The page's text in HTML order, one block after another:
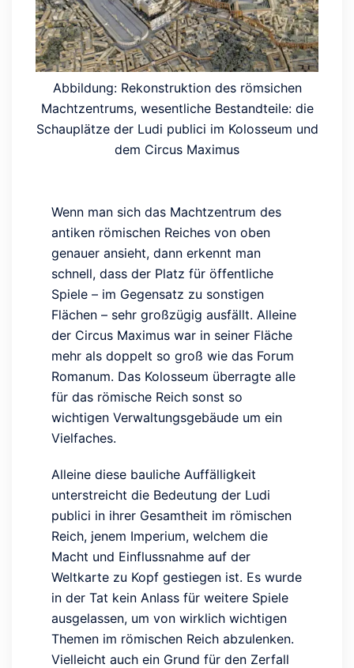
Abbildung: Rekonstruktion des römsichen
Machtzentrums, wesentliche Bestandteile: die
Schauplätze der Ludi publici im Kolosseum und
dem Circus Maximus
Wenn man sich das Machtzentrum des
antiken römischen Reiches von oben
genauer ansieht, dann erkennt man
schnell, dass der Platz für öffentliche
Spiele – im Gegensatz zu sonstigen
Flächen – sehr großzügig ausfällt. Alleine
der Circus Maximus war in seiner Fläche
mehr als doppelt so groß wie das Forum
Romanum. Das Kolosseum überragte alle
für das römische Reich sonst so
wichtigen Verwaltungsgebäude um ein
Vielfaches.
Alleine diese bauliche Auffälligkeit
unterstreicht die Bedeutung der Ludi
publici in ihrer Gesamtheit im römischen
Reich, jenem Imperium, welchem die
Macht und Einflussnahme auf der
Weltkarte zu Kopf gestiegen ist. Es wurde
in der Tat kein Anlass für weitere Spiele
ausgelassen, um von wirklich wichtigen
Themen im römischen Reich abzulenken.
Vielleicht auch ein Grund für den Zerfall